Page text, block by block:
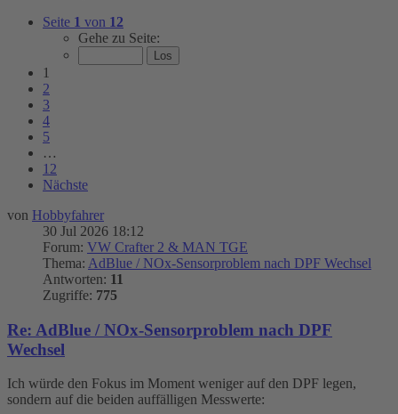
Seite 1 von 12
Gehe zu Seite:
1
2
3
4
5
…
12
Nächste
von Hobbyfahrer
30 Jul 2026 18:12
Forum: VW Crafter 2 & MAN TGE
Thema: AdBlue / NOx-Sensorproblem nach DPF Wechsel
Antworten: 11
Zugriffe: 775
Re: AdBlue / NOx-Sensorproblem nach DPF
Wechsel
Ich würde den Fokus im Moment weniger auf den DPF legen,
sondern auf die beiden auffälligen Messwerte: